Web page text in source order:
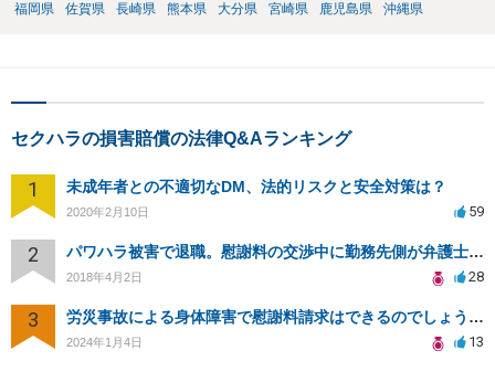
福岡県
佐賀県 長崎県 熊本県 大分県 宮崎県 鹿児島県 沖縄県
セクハラの損害賠償の法律Q&Aランキング
1 未成年者との不適切なDM、法的リスクと安全対策は？
2020年2月10日 59
2 パワハラ被害で退職。慰謝料の交渉中に勤務先側が弁護士を立ててきました
2018年4月2日 28
3 労災事故による身体障害で慰謝料請求はできるのでしょうか？
2024年1月4日 13